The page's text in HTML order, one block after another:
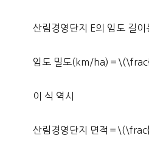
산림경영단지 E의 임도
임도 밀도(km/ha)＝
이 식 역시
산림경영단지 면적＝